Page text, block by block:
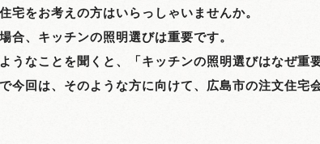
宅をお考えの方はいらっしゃいませんか。
合、キッチンの照明選びは重要です。
うなことを聞くと、「キッチンの照明選びはなぜ重
今回は、そのような方に向けて、広島市の注文住宅